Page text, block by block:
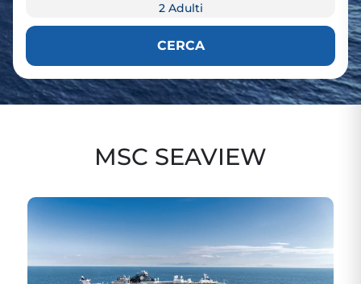
2 Adulti
CERCA
MSC SEAVIEW